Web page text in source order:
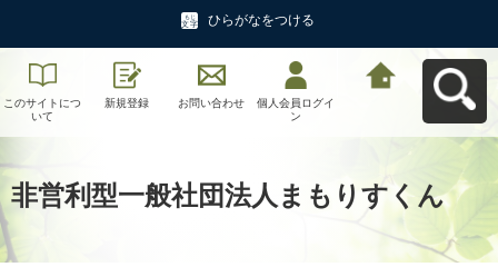
ひらがなをつける
このサイトにつ
いて
新規登録 お問い合わせ
個人会員ログイ
ン
非営利型一般社団法人まもりすくん